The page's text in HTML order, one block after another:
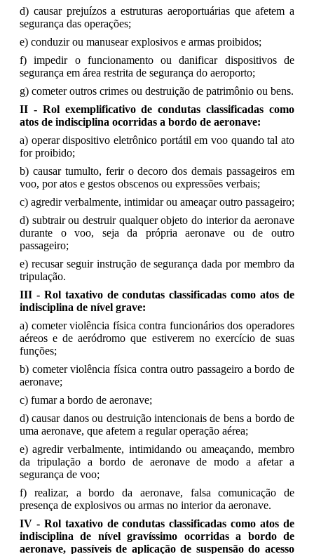
d) causar prejuízos a estruturas aeroportuárias que afetem a
segurança das operações;
e) conduzir ou manusear explosivos e armas proibidos;
f) impedir o funcionamento ou danificar dispositivos de
segurança em área restrita de segurança do aeroporto;
g) cometer outros crimes ou destruição de patrimônio ou bens.
II - Rol exemplificativo de condutas classificadas como
atos de indisciplina ocorridas a bordo de aeronave:
a) operar dispositivo eletrônico portátil em voo quando tal ato
for proibido;
b) causar tumulto, ferir o decoro dos demais passageiros em
voo, por atos e gestos obscenos ou expressões verbais;
c) agredir verbalmente, intimidar ou ameaçar outro passageiro;
d) subtrair ou destruir qualquer objeto do interior da aeronave
durante o voo, seja da própria aeronave ou de outro
passageiro;
e) recusar seguir instrução de segurança dada por membro da
tripulação.
III - Rol taxativo de condutas classificadas como atos de
indisciplina de nível grave:
a) cometer violência física contra funcionários dos operadores
aéreos e de aeródromo que estiverem no exercício de suas
funções;
b) cometer violência física contra outro passageiro a bordo de
aeronave;
c) fumar a bordo de aeronave;
d) causar danos ou destruição intencionais de bens a bordo de
uma aeronave, que afetem a regular operação aérea;
e) agredir verbalmente, intimidando ou ameaçando, membro
da tripulação a bordo de aeronave de modo a afetar a
segurança de voo;
f) realizar, a bordo da aeronave, falsa comunicação de
presença de explosivos ou armas no interior da aeronave.
IV - Rol taxativo de condutas classificadas como atos de
indisciplina de nível gravíssimo ocorridas a bordo de
aeronave, passíveis de aplicação de suspensão do acesso